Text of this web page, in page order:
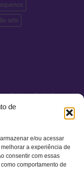
de
e/ou acessar
a experiência de
consentir com essas
comportamento de
arte
dentro de todas as